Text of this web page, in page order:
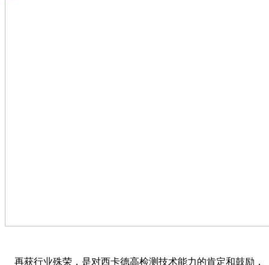
再获行业殊荣，是对西卡德高检测技术能力的肯定和鼓励，